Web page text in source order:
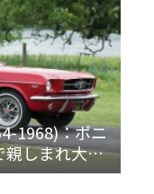
1968)：ポニ
しまれ大ヒ